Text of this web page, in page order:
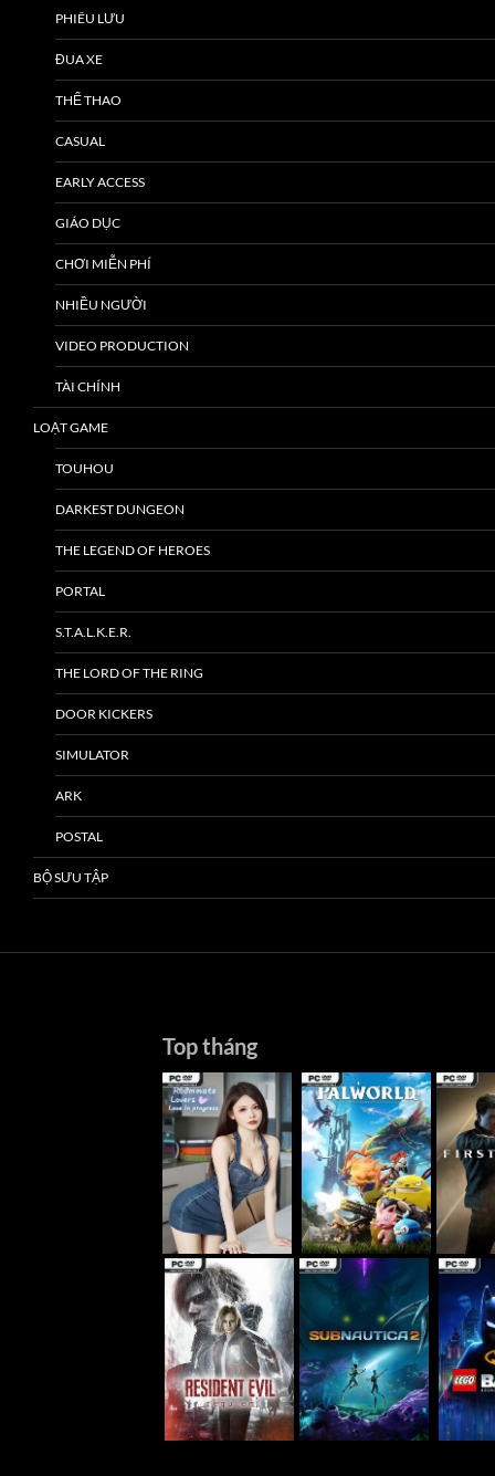
PHIÊU LƯU
ĐUA XE
THỂ THAO
CASUAL
EARLY ACCESS
GIÁO DỤC
CHƠI MIỄN PHÍ
NHIỀU NGƯỜI
VIDEO PRODUCTION
TÀI CHÍNH
LOẠT GAME
TOUHOU
DARKEST DUNGEON
THE LEGEND OF HEROES
PORTAL
S.T.A.L.K.E.R.
THE LORD OF THE RING
DOOR KICKERS
SIMULATOR
ARK
POSTAL
BỘ SƯU TẬP
Top tháng